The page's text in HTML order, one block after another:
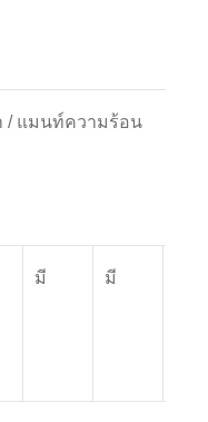
/ แมนท์ความร้อน
มี มี